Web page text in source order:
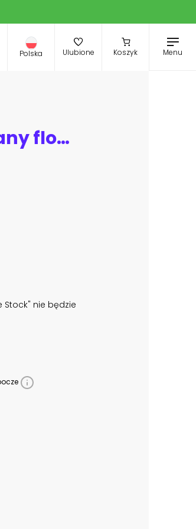
Polska Ulubione Koszyk Menu
A bouquet with many flowers after a wedding
Stock" nie będzie